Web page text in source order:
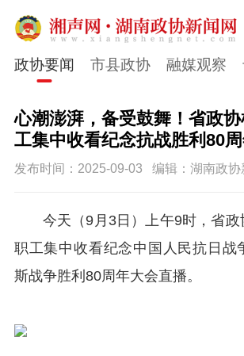
政协要闻 市县政协 融媒观察
心潮澎湃，备受鼓舞！省政
工集中收看纪念抗战胜利80
发布时间：2025-09-03 编辑：湖南政协
今天（9月3日）上午9时，省
职工集中收看纪念中国人民抗日战
斯战争胜利80周年大会直播。